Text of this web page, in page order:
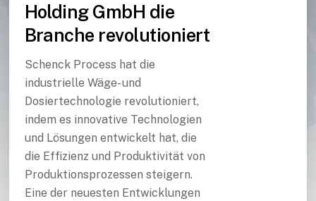
Holding GmbH die
Branche revolutioniert
Schenck Process hat die
industrielle Wäge- und
Dosiertechnologie revolutioniert,
indem es innovative Technologien
und Lösungen entwickelt hat, die
die Effizienz und Produktivität von
Produktionsprozessen steigern.
Eine der neuesten Entwicklungen